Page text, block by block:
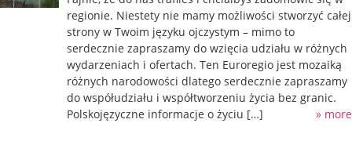
regionie. Niestety nie mamy możliwości stworzyć całej
strony w Twoim języku ojczystym – mimo to
serdecznie zapraszamy do wzięcia udziału w różnych
wydarzeniach i ofertach. Ten Euroregio jest mozaiką
różnych narodowości dlatego serdecznie zapraszamy
do współudziału i współtworzeniu życia bez granic.
Polskojęzyczne informacje o życiu […]
» more